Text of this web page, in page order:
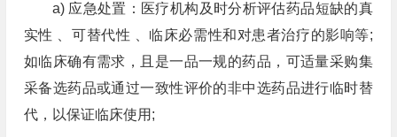
a) 应急处置：医疗机构及时分析评估药品短缺的真
实性 、可替代性 、临床必需性和对患者治疗的影响等;
如临床确有需求，且是一品一规的药品，可适量采购集
采备选药品或通过一致性评价的非中选药品进行临时替
代，以保证临床使用;